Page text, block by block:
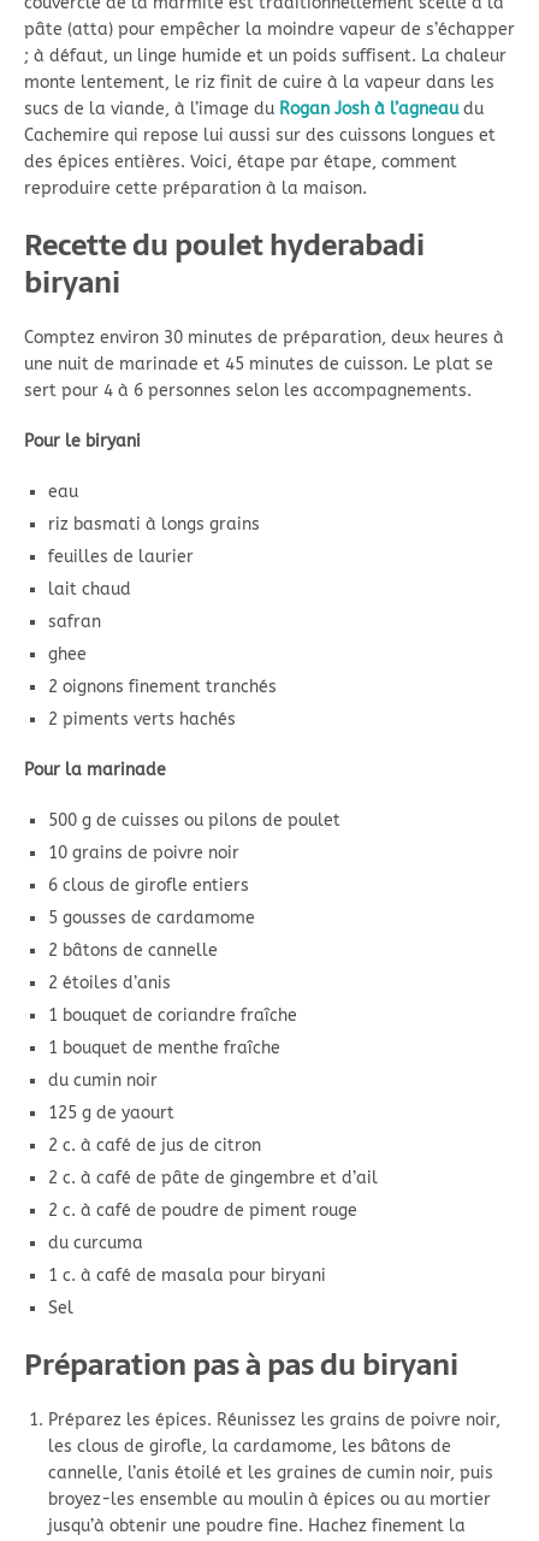
pâte (atta) pour empêcher la moindre vapeur de s’échapper
; à défaut, un linge humide et un poids suffisent. La chaleur
monte lentement, le riz finit de cuire à la vapeur dans les
sucs de la viande, à l’image du Rogan Josh à l’agneaudu
Cachemire qui repose lui aussi sur des cuissons longues et
des épices entières. Voici, étape par étape, comment
reproduire cette préparation à la maison.
Recette du poulet hyderabadi
biryani
Comptez environ 30 minutes de préparation, deux heures à
une nuit de marinade et 45 minutes de cuisson. Le plat se
sert pour 4 à 6 personnes selon les accompagnements.
Pour le biryani
eau
riz basmati à longs grains
feuilles de laurier
lait chaud
safran
ghee
2 oignons finement tranchés
2 piments verts hachés
Pour la marinade
500 g de cuisses ou pilons de poulet
10 grains de poivre noir
6 clous de girofle entiers
5 gousses de cardamome
2 bâtons de cannelle
2 étoiles d’anis
1 bouquet de coriandre fraîche
1 bouquet de menthe fraîche
du cumin noir
125 g de yaourt
2 c. à café de jus de citron
2 c. à café de pâte de gingembre et d’ail
2 c. à café de poudre de piment rouge
du curcuma
1 c. à café de masala pour biryani
Sel
Préparation pas à pas du biryani
Préparez les épices. Réunissez les grains de poivre noir,
les clous de girofle, la cardamome, les bâtons de
cannelle, l’anis étoilé et les graines de cumin noir, puis
broyez-les ensemble au moulin à épices ou au mortier
jusqu’à obtenir une poudre fine. Hachez finement la